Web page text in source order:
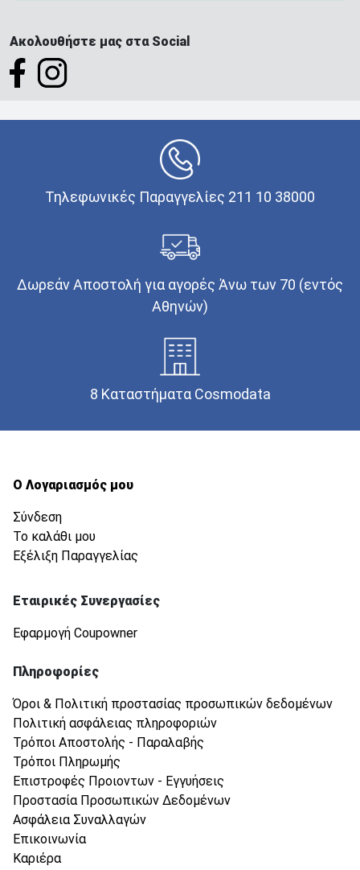
Ακολουθήστε μας στα Social
Τηλεφωνικές Παραγγελίες 211 10 38000
Δωρεάν Αποστολή για αγορές Άνω των 70 (εντός
Αθηνών)
8 Καταστήματα Cosmodata
Ο Λογαριασμός μου
Σύνδεση
Το καλάθι μου
Εξέλιξη Παραγγελίας
Εταιρικές Συνεργασίες
Εφαρμογή Coupowner
Πληροφορίες
Όροι & Πολιτική προστασίας προσωπικών δεδομένων
Πολιτική ασφάλειας πληροφοριών
Τρόποι Αποστολής - Παραλαβής
Τρόποι Πληρωμής
Επιστροφές Προιοντων - Εγγυήσεις
Προστασία Προσωπικών Δεδομένων
Ασφάλεια Συναλλαγών
Επικοινωνία
Καριέρα